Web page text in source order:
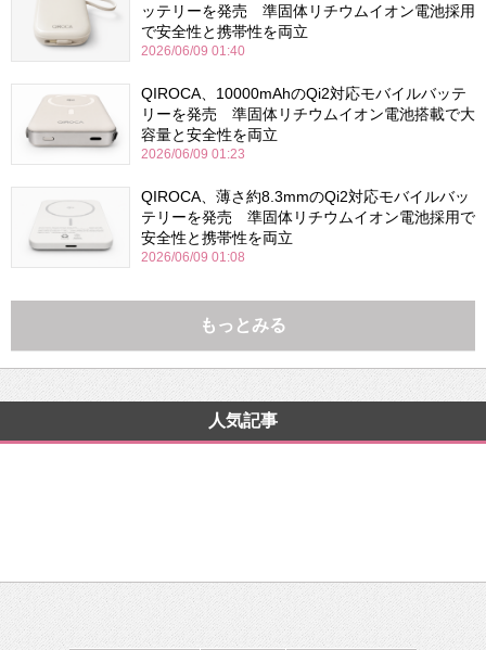
ッテリーを発売 準固体リチウムイオン電池採用
で安全性と携帯性を両立
2026/06/09 01:40
QIROCA、10000mAhのQi2対応モバイルバッテ
リーを発売 準固体リチウムイオン電池搭載で大
容量と安全性を両立
2026/06/09 01:23
QIROCA、薄さ約8.3mmのQi2対応モバイルバッ
テリーを発売 準固体リチウムイオン電池採用で
安全性と携帯性を両立
2026/06/09 01:08
もっとみる
人気記事